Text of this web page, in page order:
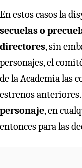
En estos casos la
secuelas o
directores, sin
personajes, el
de la Academia las
estrenos anteriores.
personaje, en
entonces para las